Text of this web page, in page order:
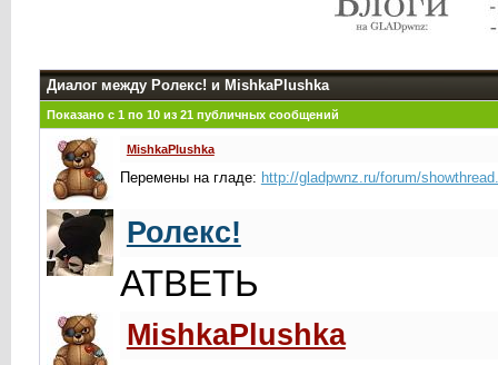
Диалог между Ролекс! и MishkaPlushka
Показано с 1 по 10из 21публичных сообщений
MishkaPlushka
Перемены на гладе: http://gladpwnz.ru/forum/
Ролекс!
АТВЕТЬ
MishkaPlushka